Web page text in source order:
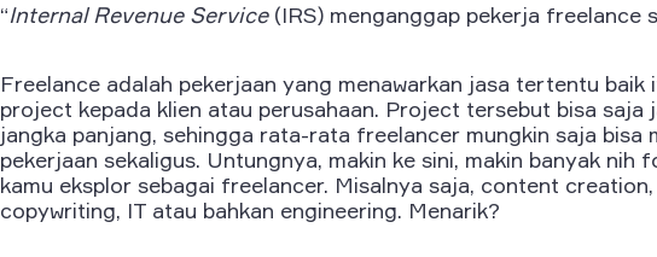
“Internal Revenue Service (IRS) menganggap pekerja freelance
Freelance adalah pekerjaan yang menawarkan jasa tertentu baik
project kepada klien atau perusahaan. Project tersebut bisa saja
jangka panjang, sehingga rata-rata freelancer mungkin saja bisa
pekerjaan sekaligus. Untungnya, makin ke sini, makin banyak nih
kamu eksplor sebagai freelancer. Misalnya saja, content
copywriting, IT atau bahkan engineering. Menarik?